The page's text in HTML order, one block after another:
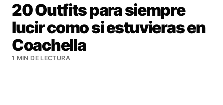
20 Outfits para siempre
lucir como si estuvieras en
Coachella
1 MIN DE LECTURA